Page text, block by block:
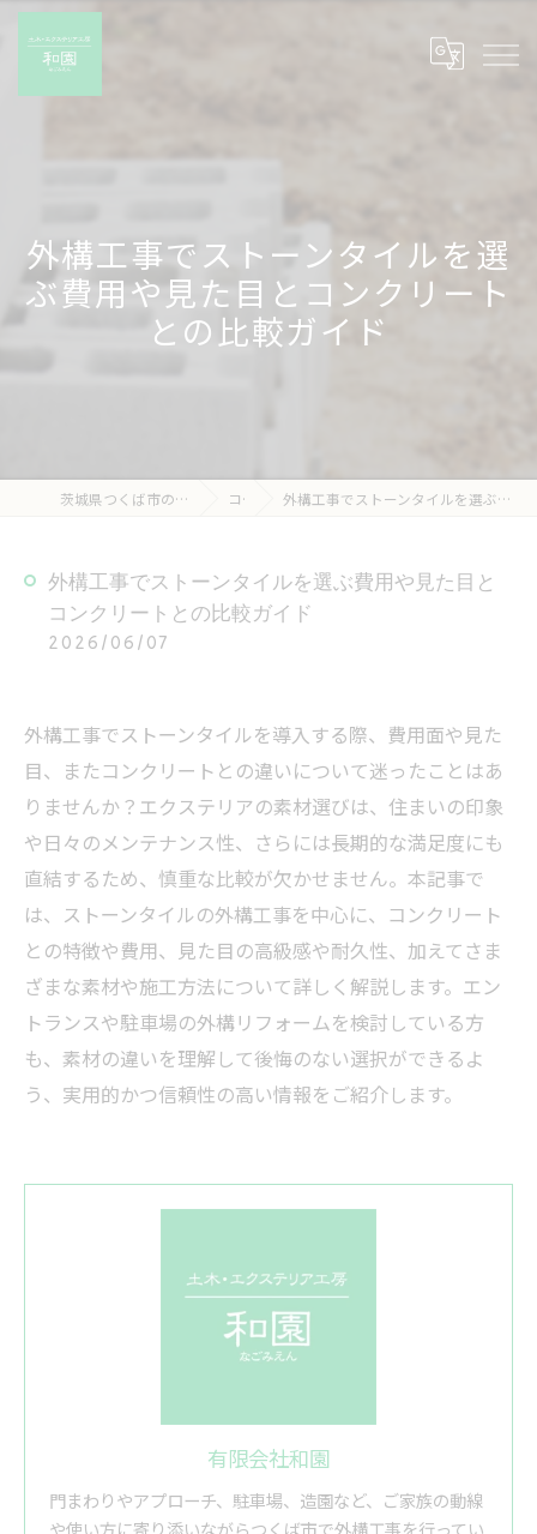
外構工事でストーンタイルを選
ぶ費用や見た目とコンクリート
との比較ガイド
茨城県つくば市の外構工事なら有限会社和園 コラム 外構工事でストーンタイルを選ぶ費用や見た目とコンクリートとの比較ガイド
外構工事でストーンタイルを選ぶ費用や見た目と
コンクリートとの比較ガイド
2026/06/07
外構工事でストーンタイルを導入する際、費用面や見た
目、またコンクリートとの違いについて迷ったことはあ
りませんか？エクステリアの素材選びは、住まいの印象
や日々のメンテナンス性、さらには長期的な満足度にも
直結するため、慎重な比較が欠かせません。本記事で
は、ストーンタイルの外構工事を中心に、コンクリート
との特徴や費用、見た目の高級感や耐久性、加えてさま
ざまな素材や施工方法について詳しく解説します。エン
トランスや駐車場の外構リフォームを検討している方
も、素材の違いを理解して後悔のない選択ができるよ
う、実用的かつ信頼性の高い情報をご紹介します。
有限会社和園
門まわりやアプローチ、駐車場、造園など、ご家族の動線
や使い方に寄り添いながらつくば市で外構工事を行ってい